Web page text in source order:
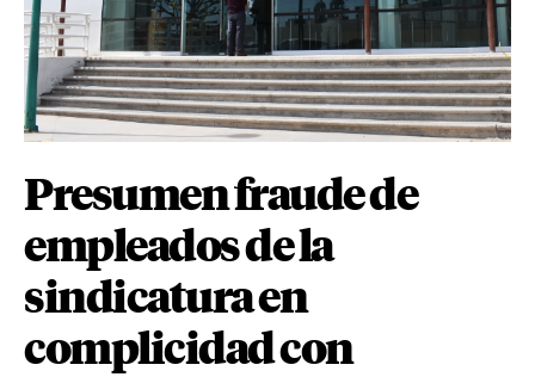
Presumen fraude de
empleados de la
sindicatura en
complicidad con